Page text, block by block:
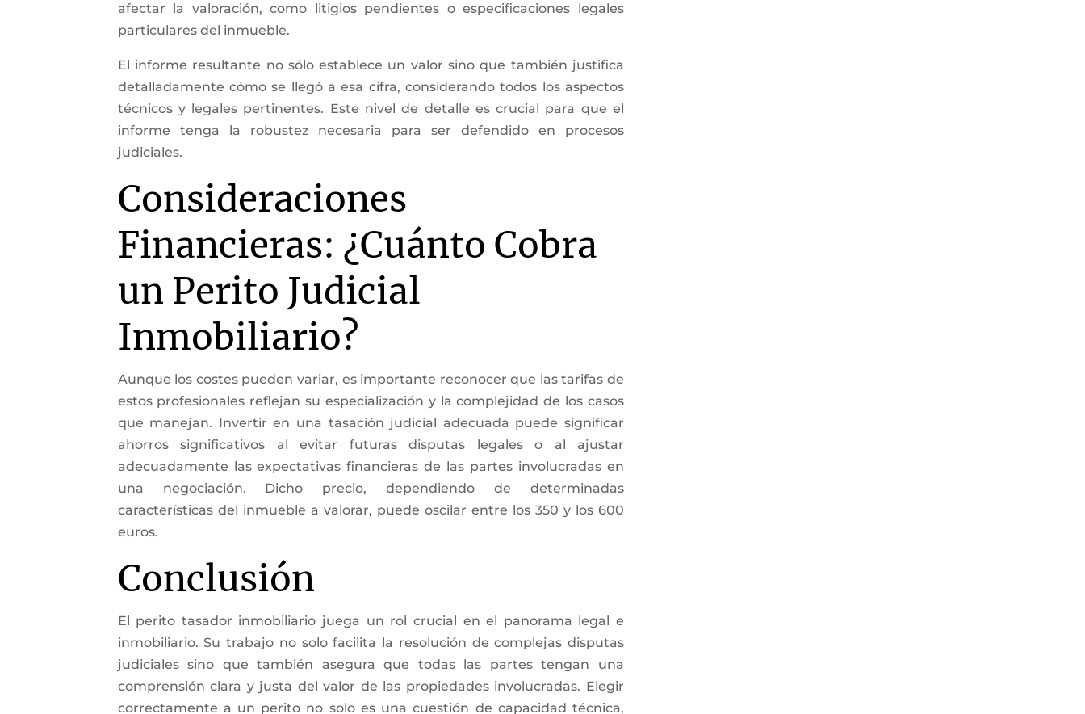
afectar la valoración, como litigios pendientes o especificaciones legales
particulares del inmueble.
El informe resultante no sólo establece un valor sino que también justifica
detalladamente cómo se llegó a esa cifra, considerando todos los aspectos
técnicos y legales pertinentes. Este nivel de detalle es crucial para que el
informe tenga la robustez necesaria para ser defendido en procesos
judiciales.
Consideraciones
Financieras: ¿Cuánto Cobra
un Perito Judicial
Inmobiliario?
Aunque los costes pueden variar, es importante reconocer que las tarifas de
estos profesionales reflejan su especialización y la complejidad de los casos
que manejan. Invertir en una tasación judicial adecuada puede significar
ahorros significativos al evitar futuras disputas legales o al ajustar
adecuadamente las expectativas financieras de las partes involucradas en
una negociación. Dicho precio, dependiendo de determinadas
características del inmueble a valorar, puede oscilar entre los 350 y los 600
euros.
Conclusión
El perito tasador inmobiliario juega un rol crucial en el panorama legal e
inmobiliario. Su trabajo no solo facilita la resolución de complejas disputas
judiciales sino que también asegura que todas las partes tengan una
comprensión clara y justa del valor de las propiedades involucradas. Elegir
correctamente a un perito no solo es una cuestión de capacidad técnica,